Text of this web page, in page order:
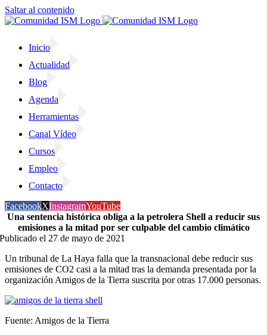
Saltar al contenido
Inicio
Actualidad
Blog
Agenda
Herramientas
Canal Vídeo
Cursos
Empleo
Contacto
FacebookXInstagramYouTube
Una sentencia histórica obliga a la petrolera Shell a reducir sus
emisiones a la mitad por ser culpable del cambio climático
Publicado el 27 de mayo de 2021
Un tribunal de La Haya falla que la transnacional debe reducir sus
emisiones de CO2 casi a la mitad tras la demanda presentada por la
organización Amigos de la Tierra suscrita por otras 17.000 personas.
Fuente: Amigos de la Tierra